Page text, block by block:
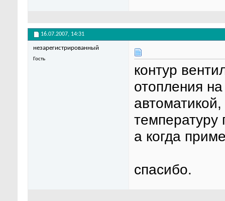
16.07.2007, 14:31
незарегистрированный
Гость
контур
отопления
температуру
а когда
спасибо.